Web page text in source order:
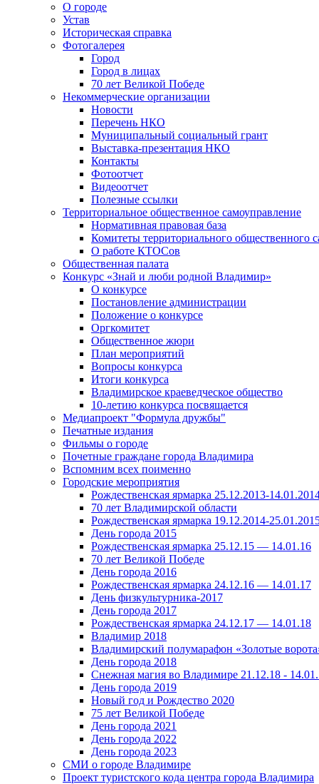
О городе
Устав
Историческая справка
Фотогалерея
Город
Город в лицах
70 лет Великой Победе
Некоммерческие организации
Новости
Перечень НКО
Муниципальный социальный грант
Выставка-презентация НКО
Контакты
Фотоотчет
Видеоотчет
Полезные ссылки
Территориальное общественное самоуправление
Нормативная правовая база
Комитеты территориального общественного
О работе КТОСов
Общественная палата
Конкурс «Знай и люби родной Владимир»
О конкурсе
Постановление администрации
Положение о конкурсе
Оргкомитет
Общественное жюри
План мероприятий
Вопросы конкурса
Итоги конкурса
Владимирское краеведческое общество
10-летию конкурса посвящается
Медиапроект "Формула дружбы"
Печатные издания
Фильмы о городе
Почетные граждане города Владимира
Вспомним всех поименно
Городские мероприятия
Рождественская ярмарка 25.12.2013-
70 лет Владимирской области
Рождественская ярмарка 19.12.2014-
День города 2015
Рождественская ярмарка 25.12.15 — 14.01.16
70 лет Великой Победе
День города 2016
Рождественская ярмарка 24.12.16 — 14.01.17
День физкультурника-2017
День города 2017
Рождественская ярмарка 24.12.17 — 14.01.18
Владимир 2018
Владимирский полумарафон «Золотые
День города 2018
Снежная магия во Владимире 21.12.18 -
День города 2019
Новый год и Рождество 2020
75 лет Великой Победе
День города 2021
День города 2022
День города 2023
СМИ о городе Владимире
Проект туристского кода центра города Владимира